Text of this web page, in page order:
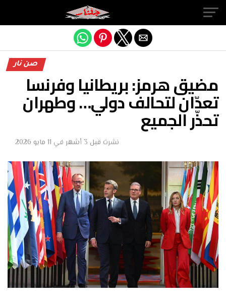
صن نار
مضيق هرمز: بريطانيا وفرنسا
تعدّان لتحالف دولي… وطهران
تحذّر الجميع
نشرت قبل 3 أشهر في 11 مايو 2026
Exit mobile version